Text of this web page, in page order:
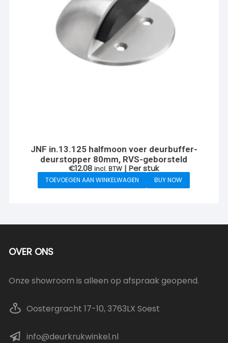
JNF in.13.125 halfmoon voer deurbuffer-
deurstopper 80mm, RVS-geborsteld
€12.08 incl. BTW | Per stuk
TOEVOEGEN AAN WINKELWAGEN BUY NOW
OVER ONS
Onze showroom is alleen op afspraak geopend.
Oostergracht 17-10, 3763LX Soest
info@deurkrukwinkel.nl